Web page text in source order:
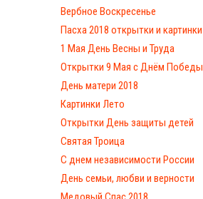
Вербное Воскресенье
Пасха 2018 открытки и картинки
1 Мая День Весны и Труда
Открытки 9 Мая с Днём Победы
День матери 2018
Картинки Лето
Открытки День защиты детей
Святая Троица
С днем независимости России
День семьи, любви и верности